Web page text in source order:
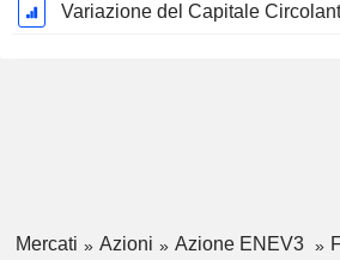
Variazione del Capitale
Mercati Azioni Azione ENEV3